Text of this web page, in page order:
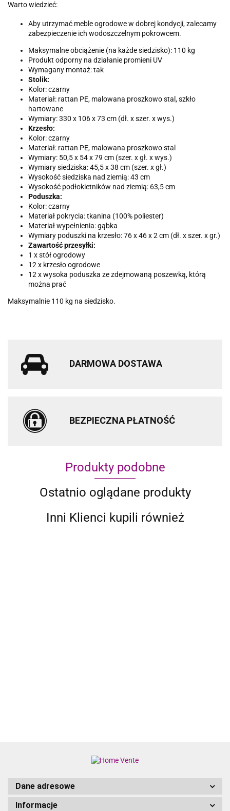
Warto wiedzieć:
Aby utrzymać meble ogrodowe w dobrej kondycji, zalecamy
zabezpieczenie ich wodoszczelnym pokrowcem.
Maksymalne obciążenie (na każde siedzisko): 110 kg
Produkt odporny na działanie promieni UV
Wymagany montaż: tak
Stolik:
Kolor: czarny
Materiał: rattan PE, malowana proszkowo stal, szkło
hartowane
Wymiary: 330 x 106 x 73 cm (dł. x szer. x wys.)
Krzesło:
Kolor: czarny
Materiał: rattan PE, malowana proszkowo stal
Wymiary: 50,5 x 54 x 79 cm (szer. x gł. x wys.)
Wymiary siedziska: 45,5 x 38 cm (szer. x gł.)
Wysokość siedziska nad ziemią: 43 cm
Wysokość podłokietników nad ziemią: 63,5 cm
Poduszka:
Kolor: czarny
Materiał pokrycia: tkanina (100% poliester)
Materiał wypełnienia: gąbka
Wymiary poduszki na krzesło: 76 x 46 x 2 cm (dł. x szer. x gr.)
Zawartość przesyłki:
1 x stół ogrodowy
12 x krzesło ogrodowe
12 x wysoka poduszka ze zdejmowaną poszewką, którą
można prać
Maksymalnie 110 kg na siedzisko.
DARMOWA DOSTAWA
BEZPIECZNA PŁATNOŚĆ
Produkty podobne
Ostatnio oglądane produkty
Inni Klienci kupili również
Dane adresowe
Informacje